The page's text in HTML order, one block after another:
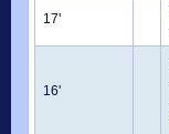
17'
16'